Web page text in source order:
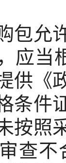
包允
应当
供《
条件
按照
查